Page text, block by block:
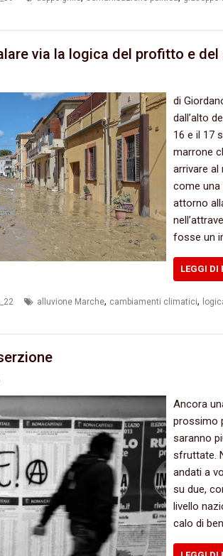
via la logica del profitto e
di
dall’alto
16 e il 17
marrone
arrivare al
come una
attorno
fosse un
LEGGI DI
alluvione Marche, cambiamenti climatici,
Ancora
prossimo
saranno
sfruttate.
andati a
su due,
livello
calo di